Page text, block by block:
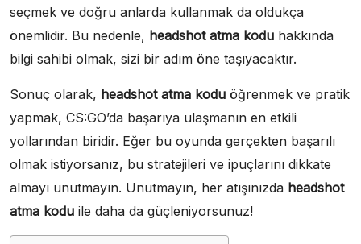
seçmek ve doğru anlarda kullanmak da oldukça
önemlidir. Bu nedenle, headshot atma kodu hakkında
bilgi sahibi olmak, sizi bir adım öne taşıyacaktır.
Sonuç olarak, headshot atma kodu öğrenmek ve pratik
yapmak, CS:GO’da başarıya ulaşmanın en etkili
yollarından biridir. Eğer bu oyunda gerçekten başarılı
olmak istiyorsanız, bu stratejileri ve ipuçlarını dikkate
almayı unutmayın. Unutmayın, her atışınızda headshot
atma kodu ile daha da güçleniyorsunuz!